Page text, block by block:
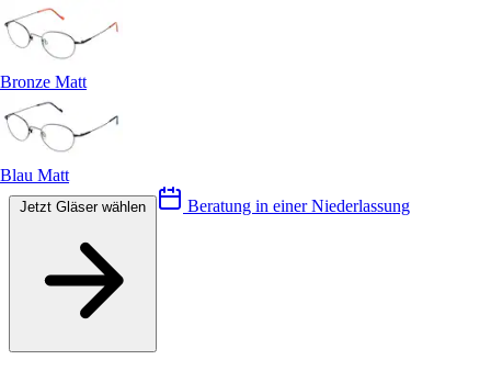
Bronze Matt
Blau Matt
Beratung in einer Niederlassung